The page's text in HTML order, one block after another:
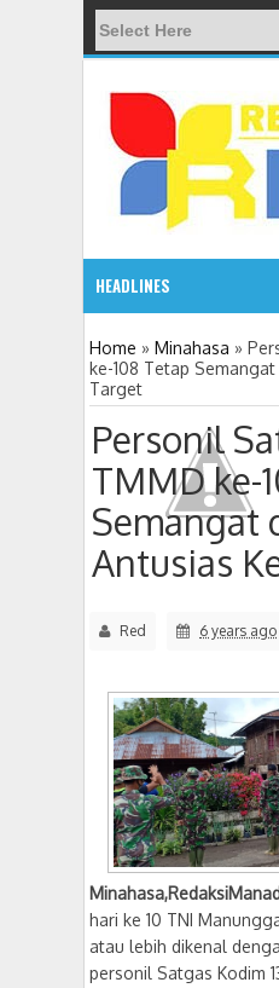
HEADLINES
08:03 AM
ADVETORIAL JONRU
Home » Minahasa »
ke-108 Tetap
Target
Personil
TMMD ke-
Semangat
Antusias
Red 6 years ago
hari ke 10 TNI
atau lebih dikenal
personil Satgas Kodim